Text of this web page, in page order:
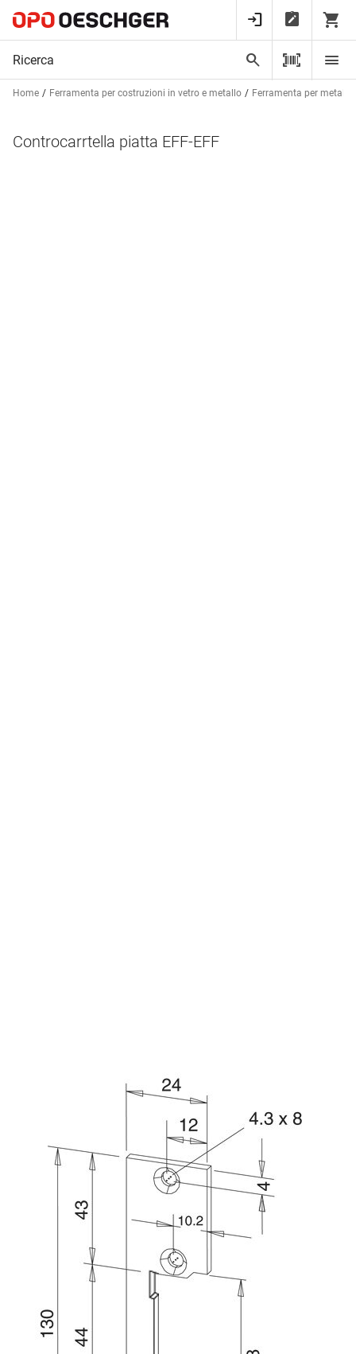
Home Ferramenta per costruzioni in vetro e metallo Ferramenta per
Controcarrtella piatta EFF-EFF